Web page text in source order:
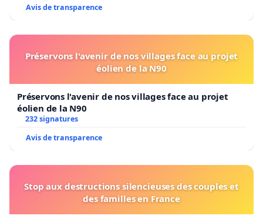
Avis de transparence
Préservons l'avenir de nos villages face au projet
éolien de la N90
Préservons l'avenir de nos villages face au projet
éolien de la N90
232 signatures
Avis de transparence
Stop aux destructions silencieuses des couples et
des familles en France